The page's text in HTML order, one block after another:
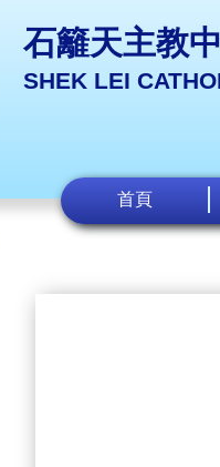
石籬天主教
SHEK LEI
首頁